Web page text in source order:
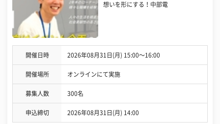
想いを形にする！中部電
開催日時 2026年08月31日(月) 15:00〜16:00
開催場所 オンラインにて実施
募集人数 300名
申込締切 2026年08月31日(月) 14:00